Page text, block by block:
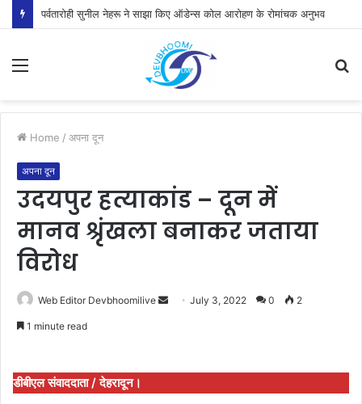
पर्वतारोही सुनील नेहरू ने साझा किए ऑडेन्स कोल आरोहण के रोमांचक अनुभव
Menu
Home / अपना दून
अपना दून
उदयपुर हत्याकांड – दून में
मानव श्रृंखला बनाकर जताया
विरोध
Web Editor Devbhoomilive
SendJuly 3, 2022 0 2
1 minute read
डीबीएल संवाददाता / देहरादून।